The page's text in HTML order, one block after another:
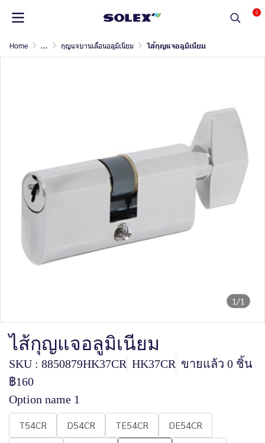
0
Home ... กุญแจบานเลื่อนอลูมิเนียม ไส้กุญแจอลูมิเนียม
1/1
ไส้กุญแจอลูมิเนียม
SKU : 8850879HK37CR HK37CR ขายแล้ว 0 ชิ้น
฿160
Option name 1
T54CR D54CR TE54CR
DE54CR